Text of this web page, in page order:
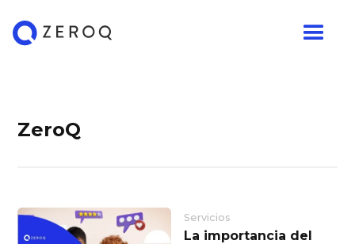
ZeroQ
Servicios
La importancia del